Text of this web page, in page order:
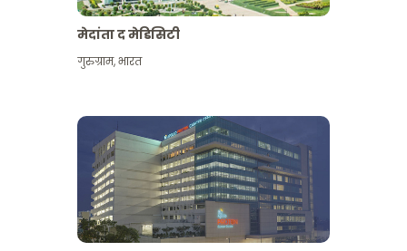
मेदांता द मेडिसिटी
गुरुग्राम,भारत